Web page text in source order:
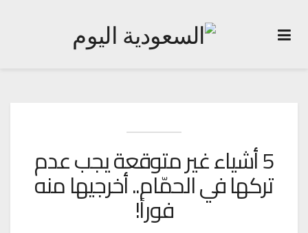
5 أشياء غير متوقعة يجب عدم
تركها في الحمّام.. أخرجيها منه
فوراً!